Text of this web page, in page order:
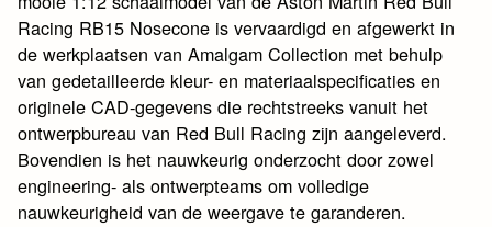
Racing RB15 Nosecone is vervaardigd en afgewerkt in
de werkplaatsen van Amalgam Collection met behulp
van gedetailleerde kleur- en materiaalspecificaties en
originele CAD-gegevens die rechtstreeks vanuit het
ontwerpbureau van Red Bull Racing zijn aangeleverd.
Bovendien is het nauwkeurig onderzocht door zowel
engineering- als ontwerpteams om volledige
nauwkeurigheid van de weergave te garanderen.